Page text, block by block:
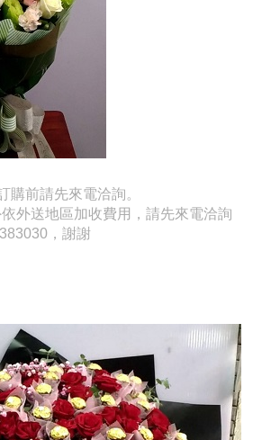
購前請先來電洽詢。
外送地區加收費用，請先來電洽詢
，謝謝